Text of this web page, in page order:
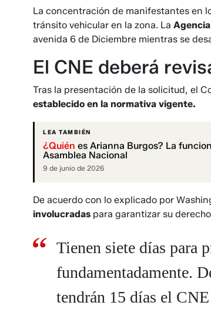
La concentración de manifestantes en
tránsito vehicular en la zona. La
avenida 6 de Diciembre mientras se
El CNE deberá
Tras la presentación de la solicitud, el
establecido en la normativa vigente.
LEA TAMBIÉN
¿Quién es Arianna Burgos? La
Asamblea Nacional
9 de junio de 2026
De acuerdo con lo explicado por
involucradas para garantizar su
Tienen siete días para
fundamentadamente.
tendrán 15 días el